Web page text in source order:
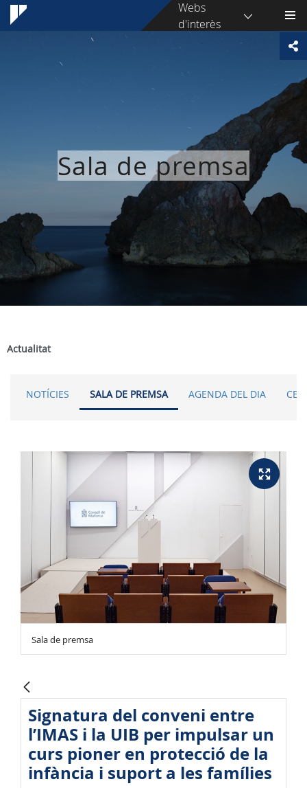
Webs
d'interès
Sala de premsa
Actualitat
NOTÍCIES SALA DE PREMSA AGENDA DEL DIA
Sala de premsa
Signatura del conveni entre
l’IMAS i la UIB per impulsar un
curs pioner en protecció de la
infància i suport a les famílies